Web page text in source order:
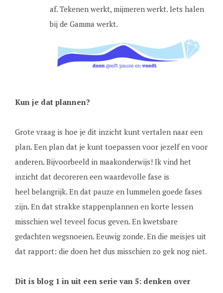
af. Tekenen werkt, mijmeren werkt. Iets halen
bij de Gamma werkt.
Kun je dat plannen?
Grote vraag is hoe je dit inzicht kunt vertalen naar een
plan. Een plan dat je kunt toepassen voor jezelf en voor
anderen. Bijvoorbeeld in maakonderwijs! Ik vind het
inzicht dat decoreren een waardevolle fase is
heel belangrijk. En dat pauze en lummelen goede fases
zijn. En dat strakke stappenplannen en korte lessen
misschien wel teveel focus geven. En kwetsbare
gedachten wegsnoeien. Eeuwig zonde. En die meisjes uit
dat rapport: die doen het dus misschien zo gek nog niet.
Dit is blog 1 in uit een serie van 5: denken over